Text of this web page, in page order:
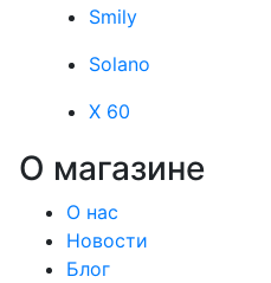
Smily
Solano
X 60
О магазине
О нас
Новости
Блог